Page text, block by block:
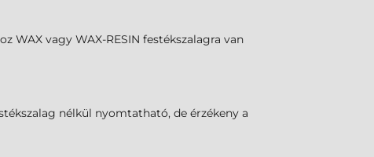
WAX vagy WAX-RESIN festékszalagra van
nélkül nyomtatható, de érzékeny a